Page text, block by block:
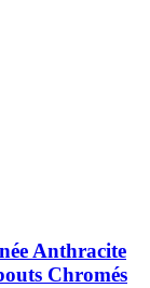
Anthracite
Chromés